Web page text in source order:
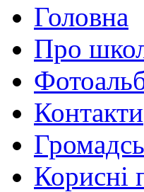
Головна
Про
Контакти
Корисні